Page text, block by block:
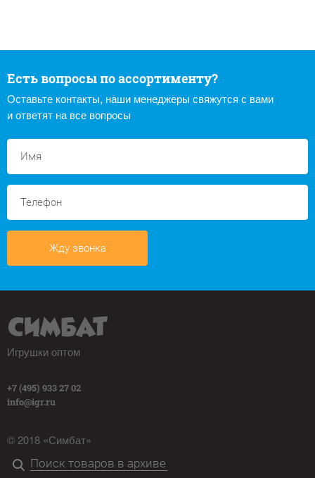
Есть вопросы по ассортименту?
Оставьте контакты, наши менеджеры свяжутся с вами
и ответят на все вопросы
Жду звонка
Игрушки оптом
+7 (495) 933 27 02
info@igr.ru
© 2018 «Симбат»